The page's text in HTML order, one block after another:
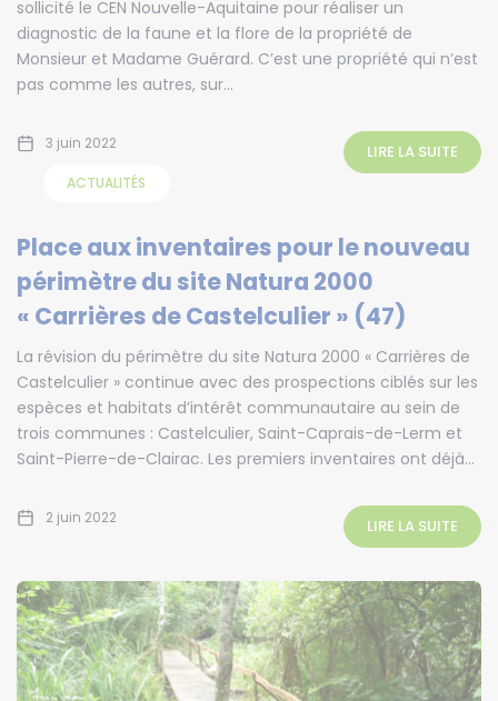
sollicité le CEN Nouvelle-Aquitaine pour réaliser un
diagnostic de la faune et la flore de la propriété de
Monsieur et Madame Guérard. C’est une propriété qui n’est
pas comme les autres, sur...
3 juin 2022 LIRE LA SUITE
ACTUALITÉS
Place aux inventaires pour le nouveau
périmètre du site Natura 2000
« Carrières de Castelculier » (47)
La révision du périmètre du site Natura 2000 « Carrières de
Castelculier » continue avec des prospections ciblés sur les
espèces et habitats d’intérêt communautaire au sein de
trois communes : Castelculier, Saint-Caprais-de-Lerm et
Saint-Pierre-de-Clairac. Les premiers inventaires ont déjà...
2 juin 2022 LIRE LA SUITE